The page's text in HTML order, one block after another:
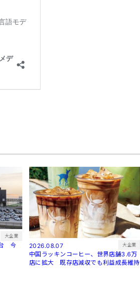
大企業
今
2026.08.07 大企業
中国ラッキンコーヒー、世界店舗3.6万
店に拡大 既存店減収でも利益成長維持